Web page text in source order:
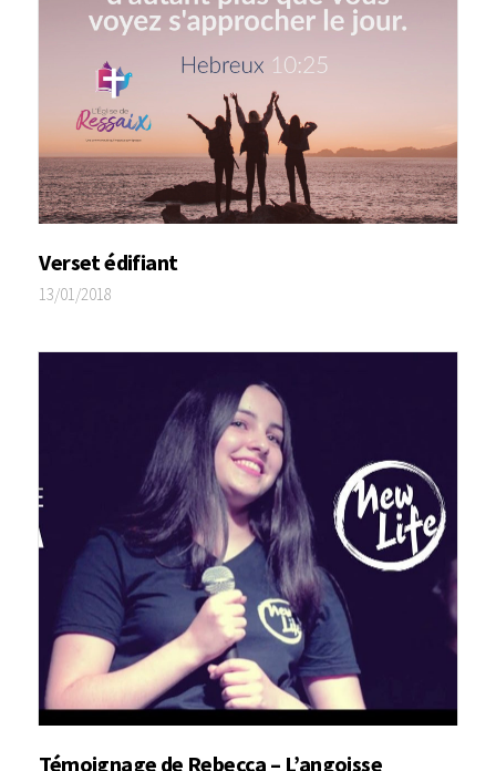
Verset édifiant
13/01/2018
Témoignage de Rebecca – L’angoisse